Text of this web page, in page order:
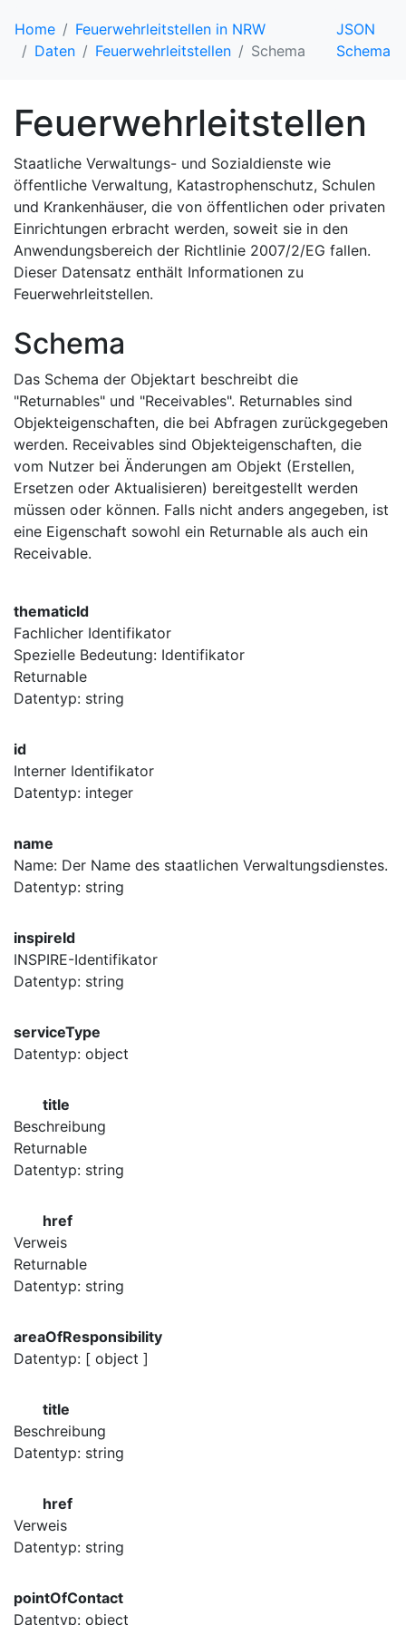
Home
Feuerwehrleitstellen in NRW
Daten
Feuerwehrleitstellen Schema
JSON
Schema
Feuerwehrleitstellen
Staatliche Verwaltungs- und Sozialdienste wie
öffentliche Verwaltung, Katastrophenschutz, Schulen
und Krankenhäuser, die von öffentlichen oder privaten
Einrichtungen erbracht werden, soweit sie in den
Anwendungsbereich der Richtlinie 2007/2/EG fallen.
Dieser Datensatz enthält Informationen zu
Feuerwehrleitstellen.
Schema
Das Schema der Objektart beschreibt die
"Returnables" und "Receivables". Returnables sind
Objekteigenschaften, die bei Abfragen zurückgegeben
werden. Receivables sind Objekteigenschaften, die
vom Nutzer bei Änderungen am Objekt (Erstellen,
Ersetzen oder Aktualisieren) bereitgestellt werden
müssen oder können. Falls nicht anders angegeben, ist
eine Eigenschaft sowohl ein Returnable als auch ein
Receivable.
thematicId
Fachlicher Identifikator
Spezielle Bedeutung: Identifikator
Returnable
Datentyp: string
id
Interner Identifikator
Datentyp: integer
name
Name: Der Name des staatlichen Verwaltungsdienstes.
Datentyp: string
inspireId
INSPIRE-Identifikator
Datentyp: string
serviceType
Datentyp: object
title
Beschreibung
Returnable
Datentyp: string
href
Verweis
Returnable
Datentyp: string
areaOfResponsibility
Datentyp: [ object ]
title
Beschreibung
Datentyp: string
href
Verweis
Datentyp: string
pointOfContact
Datentyp: object